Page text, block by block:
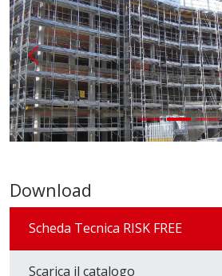
Indietro